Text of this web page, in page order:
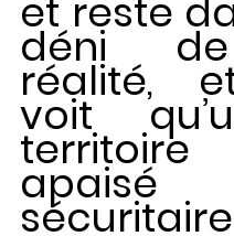
et reste
déni
réalité,
voit
territoire
sécuritaire